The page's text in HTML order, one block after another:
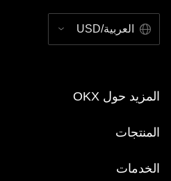
العربية/USD
المزيد حول OKX
المنتجات
الخدمات